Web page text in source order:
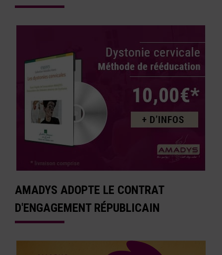
AMADYS ADOPTE LE CONTRAT
D'ENGAGEMENT RÉPUBLICAIN